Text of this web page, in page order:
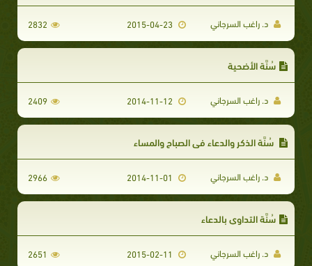
د. راغب السرجاني 2015-04-23
2832
سُنَّة الأضحية
د. راغب السرجاني 2409
سُنَّة الذكر والدعاء في الصباح والمساء
د. راغب السرجاني 2966
سُنَّة التداوي بالدعاء
د. راغب السرجاني 2651